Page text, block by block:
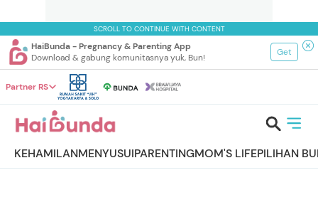
SCROLL TO CONTINUE WITH CONTENT
HaiBunda - Pregnancy & Parenting App
Download & gabung komunitasnya yuk, Bun!
Get
Partner RS
KEHAMILANMENYUSUIPARENTINGMOM'S LIFEPILIHAN